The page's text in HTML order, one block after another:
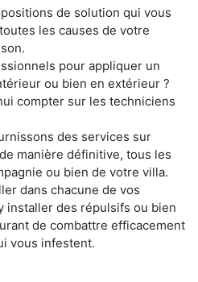
de solution qui vous
les causes de votre
pour appliquer un
ou bien en extérieur ?
compter sur les techniciens
des services sur
manière définitive, tous les
ou bien de votre villa.
dans chacune de vos
installer des répulsifs ou bien
de combattre efficacement
vous infestent.